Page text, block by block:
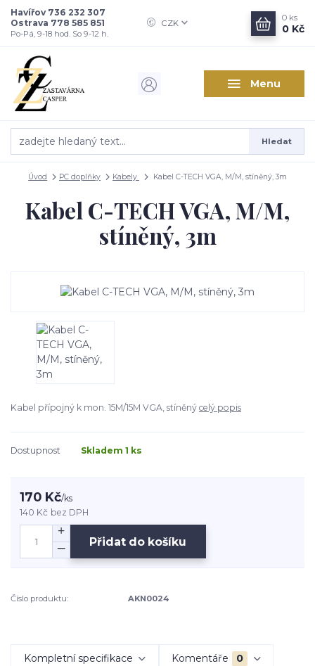
Menu
CZK
Hledat
Havířov 736 232 307
Ostrava 778 585 851
Po-Pá, 9-18 hod. So 9-12 h.
0 ks
0 Kč
Úvod PC doplňky Kabely Kabel C-TECH VGA, M/M, stíněný, 3m
Kabel C-TECH VGA, M/M,
stíněný, 3m
Kabel přípojný k mon. 15M/15M VGA, stíněný celý popis
Dostupnost Skladem 1 ks
170 Kč/ks
140 Kč bez DPH
Přidat do košíku
Číslo produktu: AKN0024
Kompletní specifikace Komentáře 0